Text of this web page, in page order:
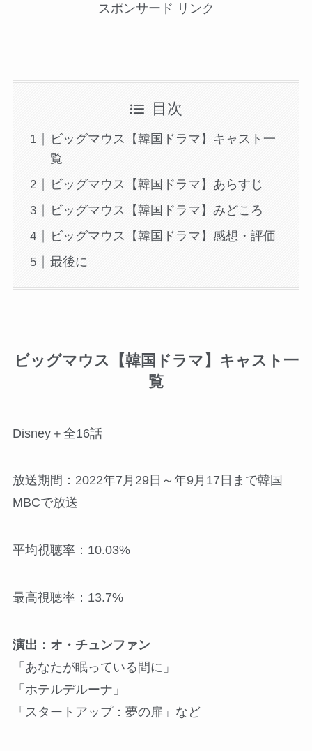
スポンサード リンク
目次
ビッグマウス【韓国ドラマ】キャスト一
覧
ビッグマウス【韓国ドラマ】あらすじ
ビッグマウス【韓国ドラマ】みどころ
ビッグマウス【韓国ドラマ】感想・評価
最後に
ビッグマウス【韓国ドラマ】キャスト一
覧
Disney＋全16話
放送期間：2022年7月29日～年9月17日まで韓国
MBCで放送
平均視聴率：10.03%
最高視聴率：13.7%
演出：オ・チュンファン
「あなたが眠っている間に」
「ホテルデルーナ」
「スタートアップ：夢の扉」など